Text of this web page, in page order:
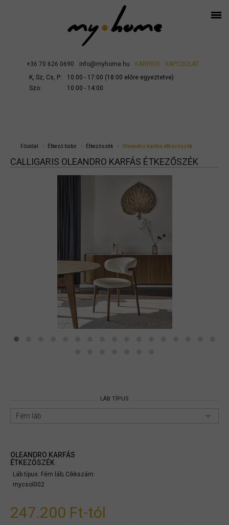
+36 70 626 0690 info@myhome.hu KARRIER
KAPCSOLAT
K, Sz, Cs, P:
10:00 - 17:00 (18:00 előre egyeztetve)
Szo:
10:00 - 14:00
Főoldal Étkező bútor Étkezőszék Oleandro karfás étkezőszék
CALLIGARIS OLEANDRO KARFÁS ÉTKEZŐSZÉK
LÁB TÍPUS
Fém láb
OLEANDRO KARFÁS
ÉTKEZŐSZÉK
Láb típus: Fém láb; Cikkszám:
mycsol002
247.200 Ft-tól